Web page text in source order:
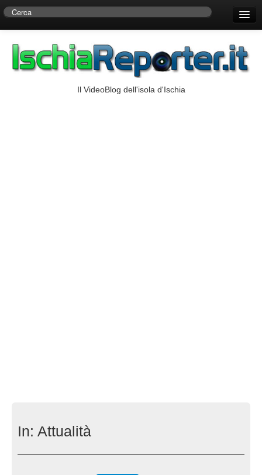
Centro di Ricerche Storiche D’Ambra
Il VideoBlog dell'isola d'Ischia
In: Attualità